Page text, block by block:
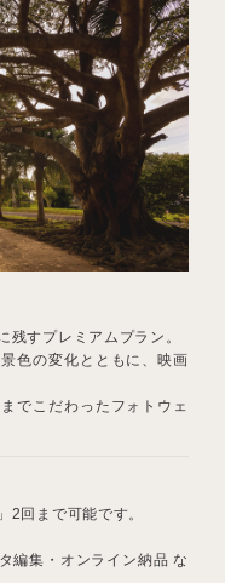
残すプレミアムプラン。
色の変化とともに、映画
でこだわったフォトウェ
回まで可能です。
編集・オンライン納品 な